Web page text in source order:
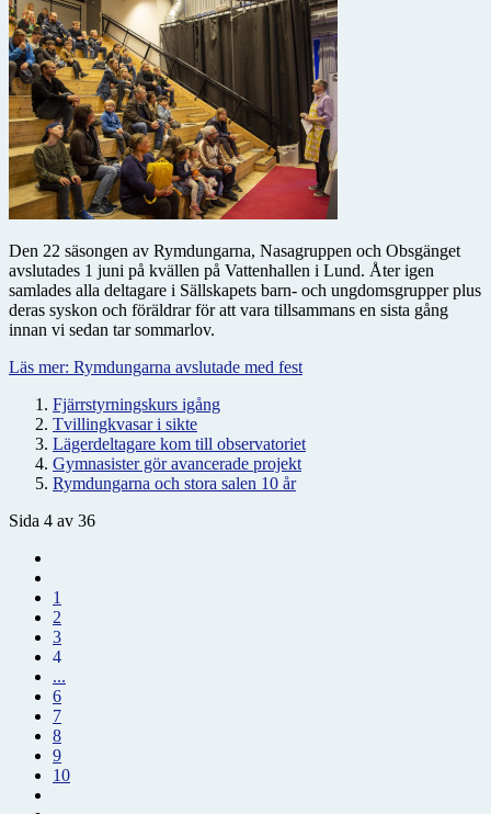
Den 22 säsongen av Rymdungarna, Nasagruppen och Obsgänget
avslutades 1 juni på kvällen på Vattenhallen i Lund. Åter igen
samlades alla deltagare i Sällskapets barn- och ungdomsgrupper plus
deras syskon och föräldrar för att vara tillsammans en sista gång
innan vi sedan tar sommarlov.
Läs mer: Rymdungarna avslutade med fest
Fjärrstyrningskurs igång
Tvillingkvasar i sikte
Lägerdeltagare kom till observatoriet
Gymnasister gör avancerade projekt
Rymdungarna och stora salen 10 år
Sida 4 av 36
1
2
3
4
...
6
7
8
9
10